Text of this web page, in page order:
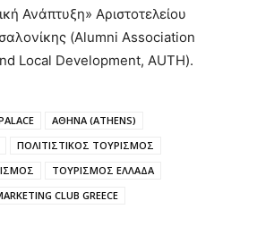
Ανάπτυξη» Αριστοτελείου
(Alumni Association
Local Development, AUTH).
ΑΘΗΝΑ (ATHENS)
ΠΟΛΙΤΙΣΤΙΚΟΣ ΤΟΥΡΙΣΜΟΣ
ΤΟΥΡΙΣΜΟΣ ΕΛΛΑΔΑ
CLUB GREECE